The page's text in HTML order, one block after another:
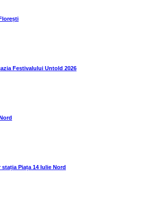
Festivalului Untold 2026
Piața 14 Iulie Nord